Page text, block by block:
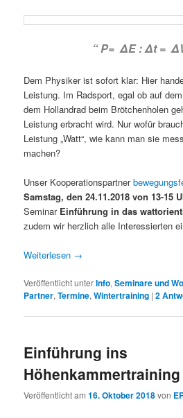
“ P= ΔE : Δt =
Dem Physiker ist sofort klar: Hier
Leistung. Im Radsport, egal ob auf
dem Hollandrad beim Brötchenholen
Leistung erbracht wird. Nur wofür
Leistung „Watt“, wie kann man sie
machen?
Unser Kooperationspartner
Samstag, den 24.11.2018 von 13-15
Seminar Einführung in das
zudem wir herzlich alle Interessierten
Weiterlesen →
Veröffentlicht unterInfo,Seminare und
Partner,Termine,Wintertraining |2
Einführung ins
Höhenkammertraining
Veröffentlicht am16. Oktober 2018von